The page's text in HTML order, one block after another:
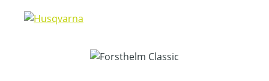
Bildergalerie überspringen